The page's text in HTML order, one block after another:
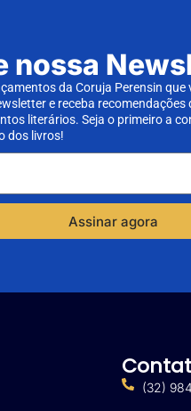
nossa
da Coruja Perensin que
e receba recomendações
literários. Seja o primeiro a
dos livros!
Assinar agora
(32)